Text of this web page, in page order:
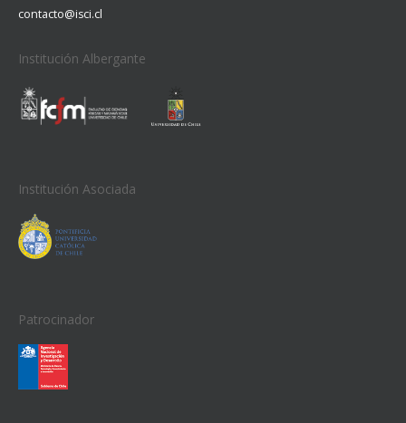
contacto@isci.cl
Institución Albergante
Institución Asociada
Patrocinador